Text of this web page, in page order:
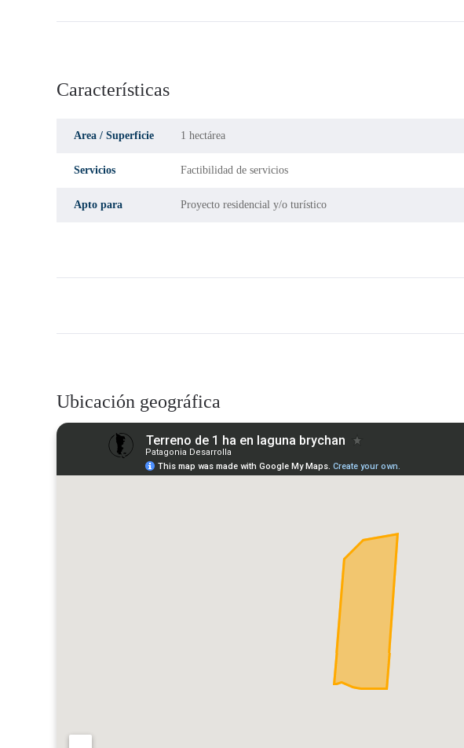
Características
Area / Superficie 1 hectárea
Servicios Factibilidad de servicios
Apto para Proyecto residencial y/o turístico
Ubicación geográfica